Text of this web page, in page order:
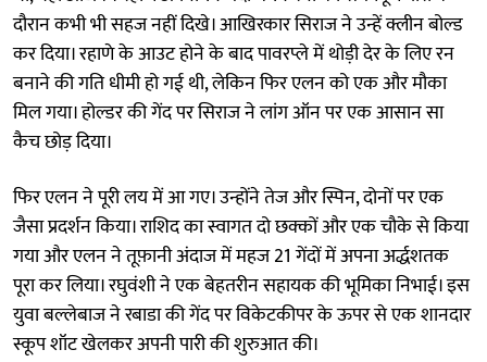
दौरान कभी भी सहज नहीं दिखे। आखिरकार सिराज ने उन्हें क्लीन बोल्ड
कर दिया। रहाणे के आउट होने के बाद पावरप्ले में थोड़ी देर के लिए रन
बनाने की गति धीमी हो गई थी, लेकिन फिर एलन को एक और मौका
मिल गया। होल्डर की गेंद पर सिराज ने लांग ऑन पर एक आसान सा
कैच छोड़ दिया।
फिर एलन ने पूरी लय में आ गए। उन्होंने तेज और स्पिन, दोनों पर एक
जैसा प्रदर्शन किया। राशिद का स्वागत दो छक्कों और एक चौके से किया
गया और एलन ने तूफ़ानी अंदाज में महज 21 गेंदों में अपना अर्द्धशतक
पूरा कर लिया। रघुवंशी ने एक बेहतरीन सहायक की भूमिका निभाई। इस
युवा बल्लेबाज ने रबाडा की गेंद पर विकेटकीपर के ऊपर से एक शानदार
स्कूप शॉट खेलकर अपनी पारी की शुरुआत की।